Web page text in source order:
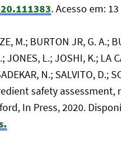
. Acesso em:
M.; BURTON JR, G.
JONES, L.; JOSHI, K.; LA
N.; SALVITO, D.;
safety
In Press, 2020.